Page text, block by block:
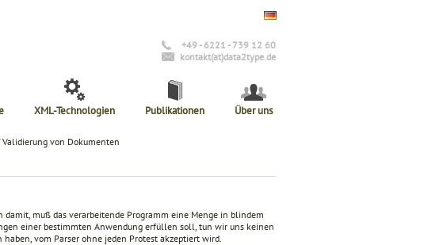
+49 - 6221 - 739 12 60
kontakt(at)data2type.de
XML-Technologien Publikationen Über uns
Validierung von Dokumenten
muß das verarbeitende Programm eine Menge in blindem
einer bestimmten Anwendung erfüllen soll, tun wir uns keinen
vom Parser ohne jeden Protest akzeptiert wird.